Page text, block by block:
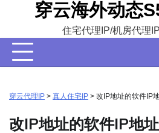
content
穿云海外动态
住宅代理IP/机房代理
穿云代理IP > 真人住宅IP > 改IP地址的软件IP
改IP地址的软件IP地